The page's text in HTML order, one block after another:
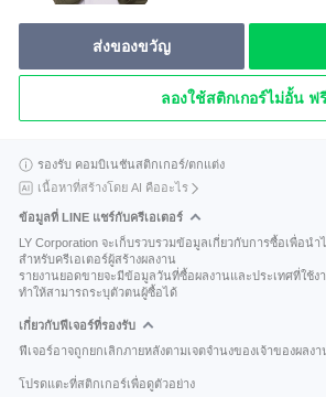
ส่งของขวัญ
ลองใช้สติกเกอร์ไม่อั้น ฟ
รองรับ คอมบิเนชันสติกเกอร์/ตกแต่ง
เนื้อหาที่สร้างโดย AI คืออะไร
ข้อมูลที่ LINE แชร์กับครีเอเตอร์
LY Corporation จะเก็บรวบรวมข้อมูลเกี่ยวกับการซื้อเพื่อน
สำหรับครีเอเตอร์ผู้สร้างผลงาน
รายงานยอดขายจะมีข้อมูลวันที่ซื้อผลงานและประเทศที่ใช้
ทำให้สามารถระบุตัวตนผู้ซื้อได้
เกี่ยวกับฟีเจอร์ที่รองรับ
ฟีเจอร์อาจถูกยกเลิกภายหลังตามเจตจำนงของเจ้าของผลงา
โปรดแตะที่สติกเกอร์เพื่อดูตัวอย่าง